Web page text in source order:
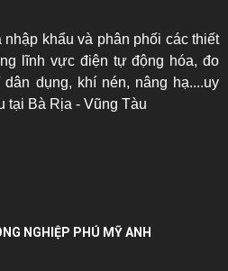
khẩu và phân phối các thiết
lĩnh vực điện tự động hóa, đo
dụng, khí nén, nâng hạ....uy
tại Bà Rịa - Vũng Tàu
NGHIỆP PHÚ MỸ ANH